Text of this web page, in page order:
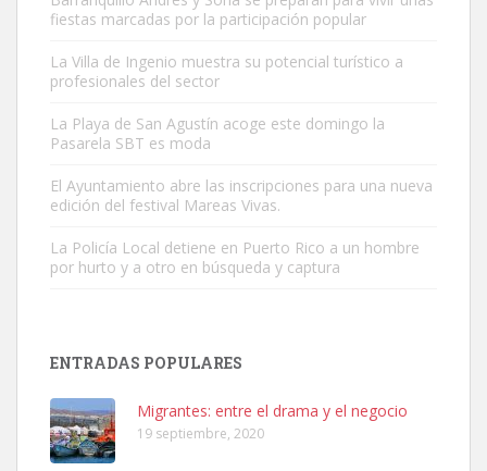
Busco adopción responsable para mi perra. Pastor alemán,
Leales.org » Gran Canaria | 6.7.2025
SHIBA PERDIDO AVDA JOSE MESA Y LOPEZ
PERRO MACHO RAZA SHIBA CON MICROCHIP PERDIDO HOY
fiestas marcadas por la participación popular
La Villa de Ingenio muestra su potencial turístico a
profesionales del sector
La Playa de San Agustín acoge este domingo la
Pasarela SBT es moda
El Ayuntamiento abre las inscripciones para una nueva
edición del festival Mareas Vivas.
La Policía Local detiene en Puerto Rico a un hombre
por hurto y a otro en búsqueda y captura
ENTRADAS POPULARES
Migrantes: entre el drama y el negocio
19 septiembre, 2020